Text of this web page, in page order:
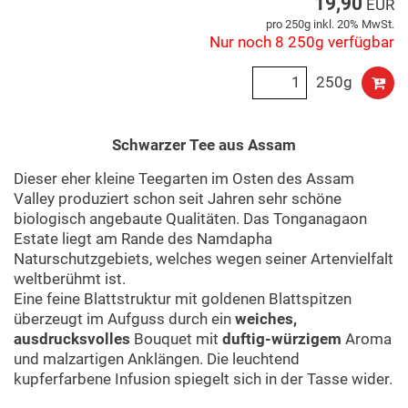
EUR
pro 250g inkl. 20% MwSt.
Nur noch 8 250g verfügbar
250g
Schwarzer Tee aus Assam
Dieser eher kleine Teegarten im Osten des Assam
Valley produziert schon seit Jahren sehr schöne
biologisch angebaute Qualitäten. Das Tonganagaon
Estate liegt am Rande des Namdapha
Naturschutzgebiets, welches wegen seiner Artenvielfalt
weltberühmt ist.
Eine feine Blattstruktur mit goldenen Blattspitzen
überzeugt im Aufguss durch ein weiches,
ausdrucksvolles Bouquet mit duftig-würzigem Aroma
und malzartigen Anklängen. Die leuchtend
kupferfarbene Infusion spiegelt sich in der Tasse wider.